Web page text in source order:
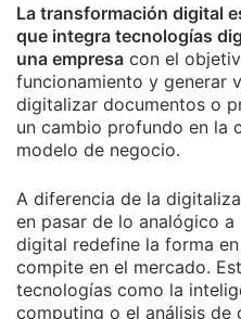
La transformación digital
que integra tecnologías
una empresa con el
funcionamiento y generar
digitalizar documentos o
un cambio profundo en la
modelo de negocio.
A diferencia de la
en pasar de lo analógico
digital redefine la forma
compite en el mercado.
tecnologías como la
computing o el análisis de